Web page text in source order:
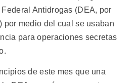
Antidrogas (DEA, por
por medio del cual se usaban
para operaciones secretas
de este mes que una